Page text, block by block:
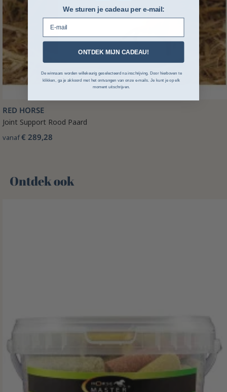
RED HORSE
Joint Support Rood Paard
vanaf€ 289,28
Ontdek ook 🌻
We sturen je cadeau per e-mail:
E-mail
ONTDEK MIJN CADEAU!
De winnaars worden willekeurig geselecteerd na inschrijving. Door hierboven te
klikken, ga je akkoord met het ontvangen van onze e-mails. Je kunt je op elk
moment uitschrijven.